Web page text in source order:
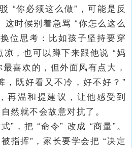
“你必须这么做”，可能是反
这时候别着急骂 “你怎么这么
位思考：比如孩子坚持要穿
，也可以蹲下来跟他说 “妈
喜欢的，但外面风有点大，
，既好看又不冷，好不好？”
再温和提建议，让他感受到
然就不会故意对抗了。
”，把 “命令” 改成 “商量”。
指挥”，家长要学会把 “决定